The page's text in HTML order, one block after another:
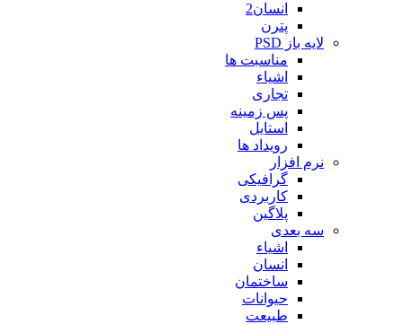
انسان2
پترن
لایه باز PSD
مناسبت ها
اشیاء
تجاری
پس زمینه
استایل
رویداد ها
نرم افزار
گرافیکی
کاربردی
پلاگین
سه بعدی
اشیاء
انسان
ساختمان
حیوانات
طبیعت